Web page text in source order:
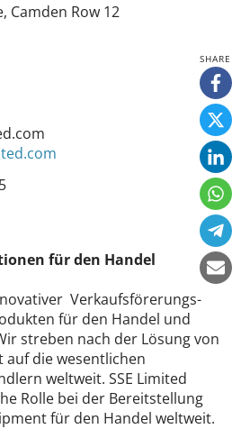
Camden Row 12
für den Handel
Verkaufsförerungs-
für den Handel und
streben nach der Lösung von
auf die wesentlichen
weltweit. SSE Limited
Rolle bei der Bereitstellung
für den Handel weltweit.